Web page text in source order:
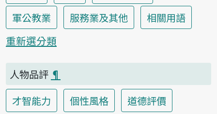
軍公教業
服務業及其他
相關用語
重新選分類
人物品評 ¶
才智能力
個性風格 道德評價